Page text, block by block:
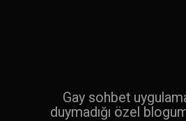
Gay sohbet
duymadığı özel